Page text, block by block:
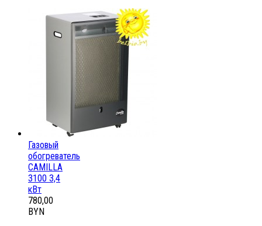
Газовый
обогреватель
CAMILLA
3100 3,4
кВт
780,00
BYN